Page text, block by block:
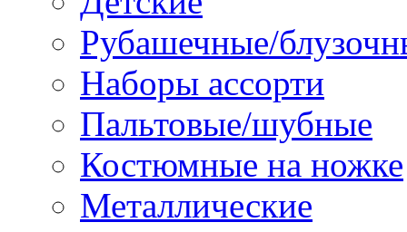
Рубашечные/
Наборы ассорти
Пальтовые/шубные
Костюмные на ножке
Металлические